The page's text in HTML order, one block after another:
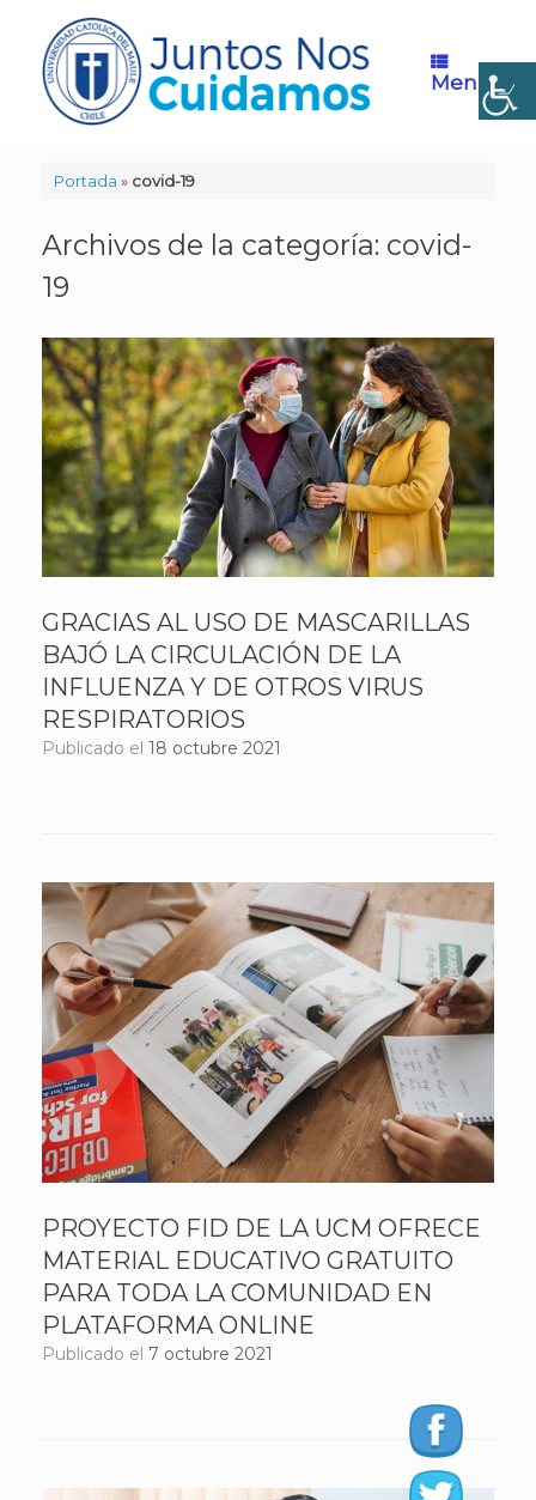
contenido
Menú
Portada » covid-19
Archivos de la categoría: covid-
19
GRACIAS AL USO DE MASCARILLAS
BAJÓ LA CIRCULACIÓN DE LA
INFLUENZA Y DE OTROS VIRUS
RESPIRATORIOS
Publicado el 18 octubre 2021
PROYECTO FID DE LA UCM OFRECE
MATERIAL EDUCATIVO GRATUITO
PARA TODA LA COMUNIDAD EN
PLATAFORMA ONLINE
Publicado el 7 octubre 2021